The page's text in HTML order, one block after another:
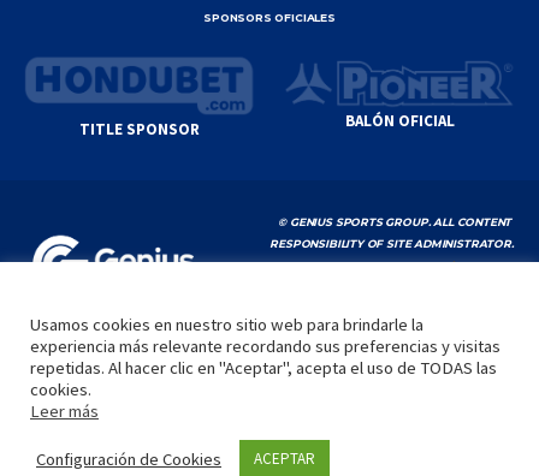
SPONSORS OFICIALES
TITLE SPONSOR BALÓN OFICIAL
© GENIUS SPORTS GROUP. ALL CONTENT
RESPONSIBILITY OF SITE ADMINISTRATOR.
YOUTUBE TERMS OF SERVICE|GOOGLE
INICIO LA LIGA VIDEOS MEDIA CONTACTO
Usamos cookies en nuestro sitio web para brindarle la
experiencia más relevante recordando sus preferencias y visitas
repetidas. Al hacer clic en "Aceptar", acepta el uso de TODAS las
cookies.
Leer más
Configuración de Cookies ACEPTAR